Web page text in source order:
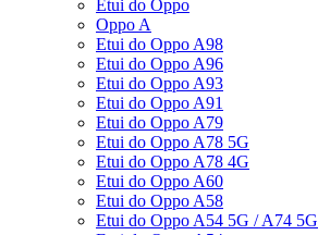
Etui do Oppo
Oppo A
Etui do Oppo A98
Etui do Oppo A96
Etui do Oppo A93
Etui do Oppo A91
Etui do Oppo A79
Etui do Oppo A78 5G
Etui do Oppo A78 4G
Etui do Oppo A60
Etui do Oppo A58
Etui do Oppo A54 5G / A74 5G